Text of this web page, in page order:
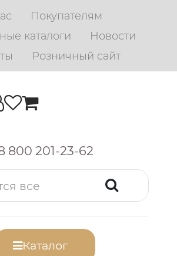
Покупателям
каталоги
Новости
Розничный сайт
800 201-23-62
Каталог